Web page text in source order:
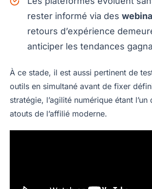
rester informé via des
retours d’expérience
anticiper les tendances
À ce stade, il est aussi pertinent de
outils en simultané avant de fixer
stratégie, l’agilité numérique étant l’un
atouts de l’affilié moderne.